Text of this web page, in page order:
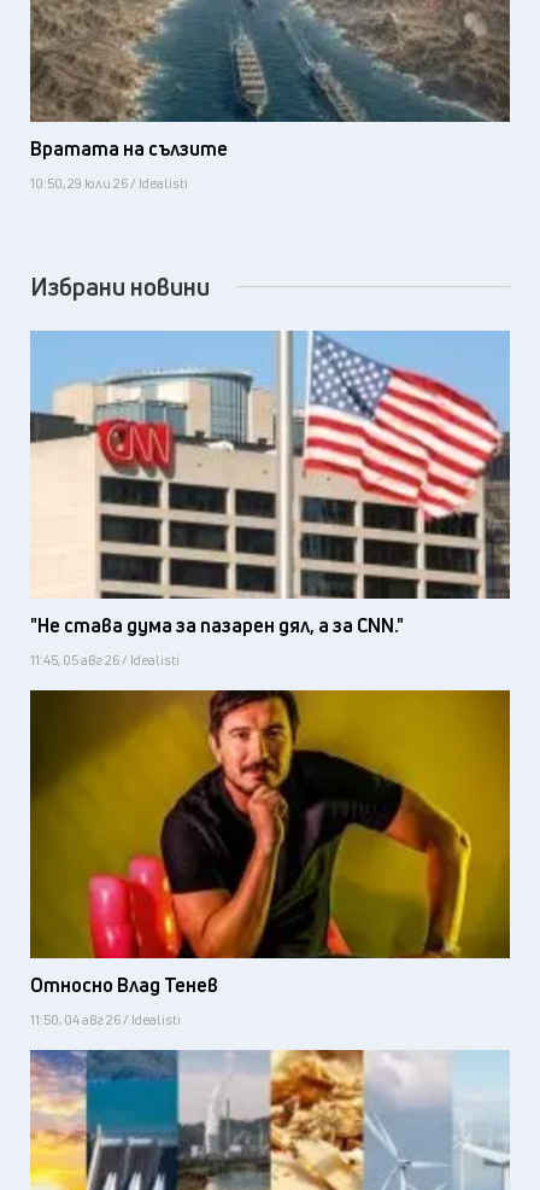
Вратата на сълзите
10:50, 29 юли 26 / Idealisti
Избрани новини
"Не става дума за пазарен дял, а за CNN."
11:45, 05 авг 26 / Idealisti
Относно Влад Тенев
11:50, 04 авг 26 / Idealisti